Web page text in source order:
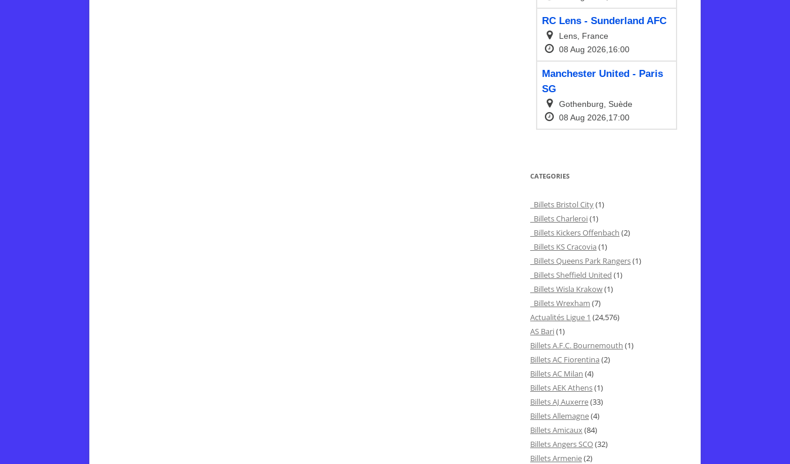
CATEGORIES
Billets Bristol City(1)
Billets Charleroi(1)
Billets Kickers Offenbach (2)
Billets KS Cracovia (1)
Billets Queens Park Rangers(1)
Billets Sheffield United (1)
Billets Wisla Krakow(1)
Billets Wrexham (7)
Actualités Ligue 1 (24,576)
AS Bari(1)
Billets A.F.C. Bournemouth (1)
Billets AC Fiorentina (2)
Billets AC Milan (4)
Billets AEK Athens(1)
Billets AJ Auxerre(33)
Billets Allemagne(4)
Billets Amicaux(84)
Billets Angers SCO(32)
Billets Armenie(2)